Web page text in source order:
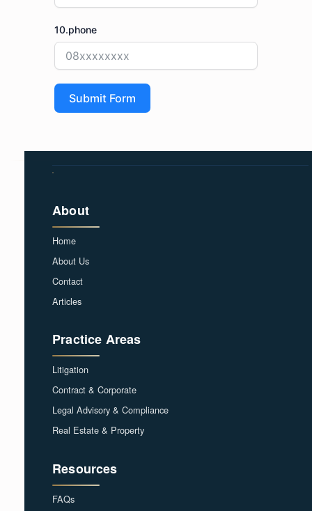
10.phone
Submit Form
About
Home
About Us
Contact
Articles
Practice Areas
Litigation
Contract & Corporate
Legal Advisory & Compliance
Real Estate & Property
Resources
FAQs